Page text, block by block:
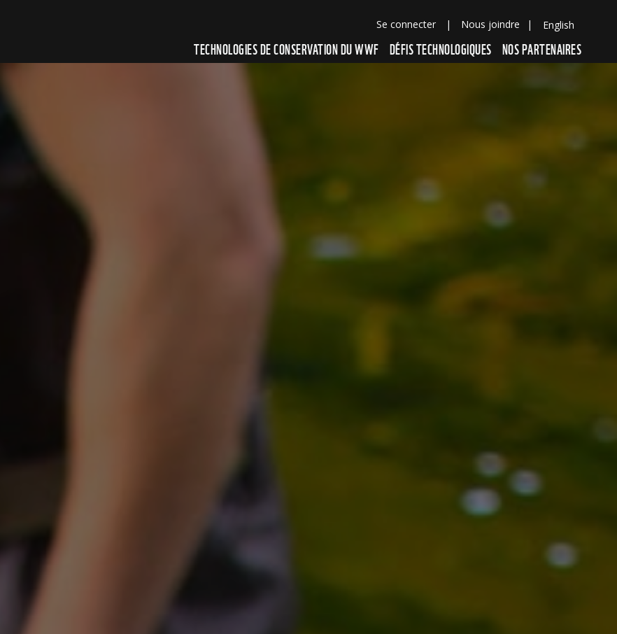
Se connecter | Nous joindre | English
TECHNOLOGIES DE CONSERVATION DU WWF DÉFIS TECHNOLOGIQUES NOS PARTENAIRES
FONCTIONNEMENT JUGES FOIRE AUX QUESTIONS